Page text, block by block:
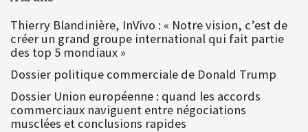
Thierry Blandinière, InVivo : « Notre vision, c’est de
créer un grand groupe international qui fait partie
des top 5 mondiaux »
Dossier politique commerciale de Donald Trump
Dossier Union européenne : quand les accords
commerciaux naviguent entre négociations
musclées et conclusions rapides